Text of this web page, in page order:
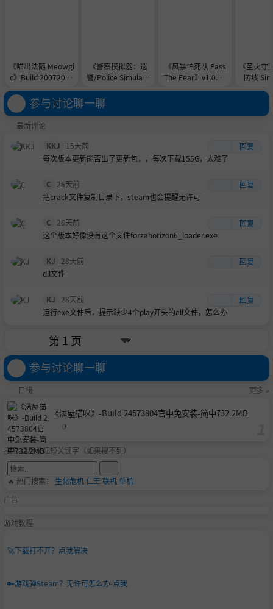
《喵出法随 Meowgi
c》Build 20072026
官中简体
《警察模拟器：巡
警/Police Simulato
22.3.2-0xdeadc0de
联机版官中简体
《风暴怕死队 Pass
The Fear》v1.0.48
《圣火守
防线
e联机
参与讨论聊一聊
最新评论
KKJ
15天前
回复
每次版本更新能否出了更新包，，每次下载155G，太难了
C 26天前
回复
把crack文件复制目录下，steam也会提醒无许可
C 26天前
回复
这个版本好像没有这个文件forzahorizo​​n6_loader.exe
KJ 28天前
回复
dll文件
KJ 28天前
回复
运行exe文件后，提示缺少4个play开头的all文件，怎么办
参与讨论聊一聊
日榜 更多 »
《满屋猫咪》-Build 24573804官中免安装-简中732.2MB
0
搜索-请尽量缩短关键字（如果搜不到）
🔥 热门搜索： 生化危机仁王 联机单机
广告
游戏教程
🚀下载打不开？点我解决
🔑游戏弹Steam？无许可怎么办-点我